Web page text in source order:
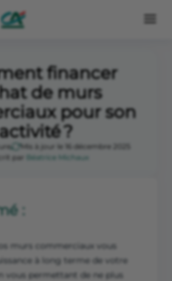
financer
de murs
pour son
?
Mis à jour le 16 décembre 2025
par
Béatrice Michaux
:
murs commerciaux vous
à long terme de votre
vous permettant de ne plus